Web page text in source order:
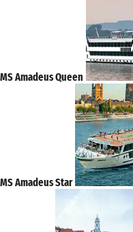
MS Amadeus Queen
MS Amadeus Star